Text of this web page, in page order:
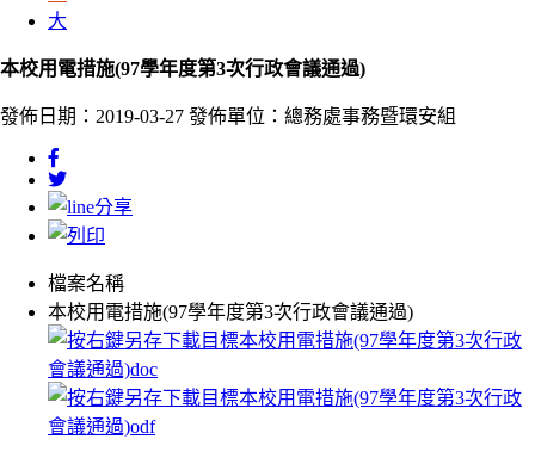
大
本校用電措施(97學年度第3次行政會議通過)
發佈日期：2019-03-27 發佈單位：總務處事務暨環安組
檔案名稱
本校用電措施(97學年度第3次行政會議通過)